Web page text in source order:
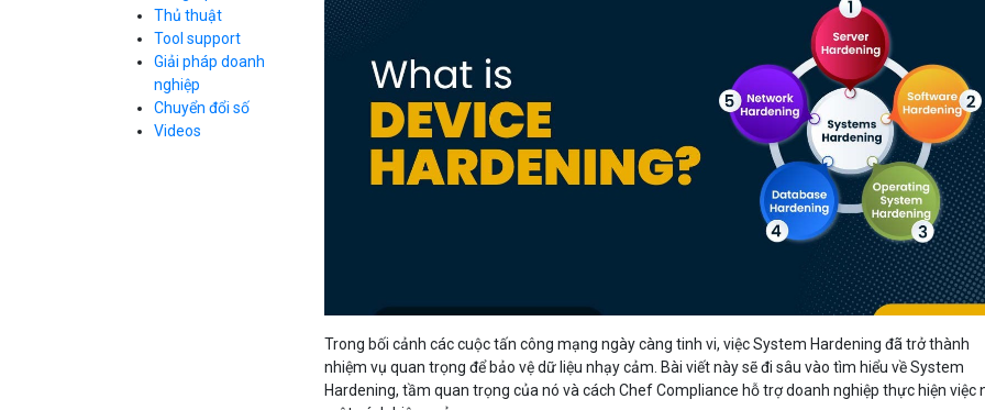
Bảng giá
Bảng giá
Trong bối cảnh các cuộc tấn công mạng ngày càng tinh vi, việc System Hardening đã trở thành
nhiệm vụ quan trọng để bảo vệ dữ liệu nhạy cảm. Bài viết này sẽ đi sâu vào tìm hiểu về System
Hardening, tầm quan trọng của nó và cách Chef Compliance hỗ trợ doanh nghiệp thực hiện việc
Simple Storage
VPN
Traffic Manager
Cloud VPS
Kafka
Videos
tới server
Videos
Business Email
Videos
Thủ thuật
Tool support
Giải pháp doanh
nghiệp
Chuyển đổi số
Videos